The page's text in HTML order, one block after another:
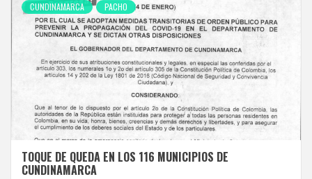
CUNDINAMARCA PACHO
TOQUE DE QUEDA EN LOS 116 MUNICIPIOS DE
CUNDINAMARCA